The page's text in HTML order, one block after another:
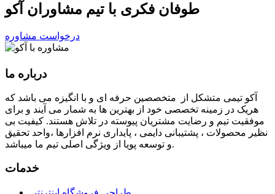
طوفان فکری با تیم مشاوران آکو
درخواست مشاوره
درباره ما
آكو تيمی متشکل از متخصصین حرفه ای و با انگیزه می باشد که
هریک در زمینه تخصصی خود از بهترین ها به شمار می آیند و برای
موفقیت تيم و رضایت مشتریان پیوسته در تلاش هستند. کیفیت بی
نظير محصولات ، پشتیبانی دايمی ، پایداری نرم افزارها ،واحد تحقیق
و توسعه پویا از ویژگی اصلی تیم ما میباشد.
خدمات